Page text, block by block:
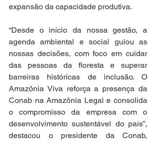
expansão da capacidade produtiva.
“Desde o início da nossa gestão, a
agenda ambiental e social guiou as
nossas decisões, com foco em cuidar
das pessoas da floresta e superar
barreiras históricas de inclusão. O
Amazônia Viva reforça a presença da
Conab na Amazônia Legal e consolida
o compromisso da empresa com o
desenvolvimento sustentável do país”,
destacou o presidente da Conab,